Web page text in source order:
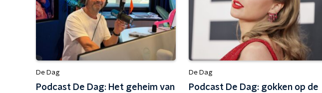
De Dag
Podcast De Dag: Het geheim van
De Dag
Podcast De Dag: gokken op de